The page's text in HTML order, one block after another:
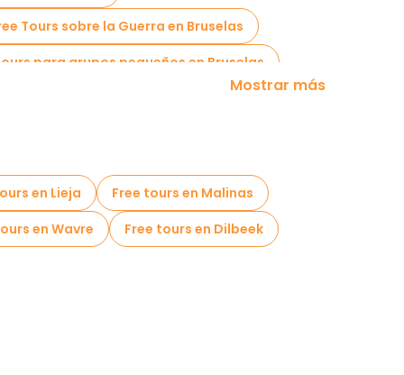
Tours sobre la Guerra en Bruselas
para grupos pequeños en Bruselas
Mostrar más
en Lieja
Free tours en Malinas
en Wavre
Free tours en Dilbeek